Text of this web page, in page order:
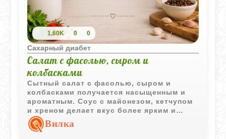
1,60K 0 0
Сахарный диабет
Салат с фасолью, сыром и
колбасками
Сытный салат с фасолью, сыром и
колбасками получается насыщенным и
ароматным. Соус с майонезом, кетчупом
и хреном делает вкус более ярким и
выразительным.
Вилка